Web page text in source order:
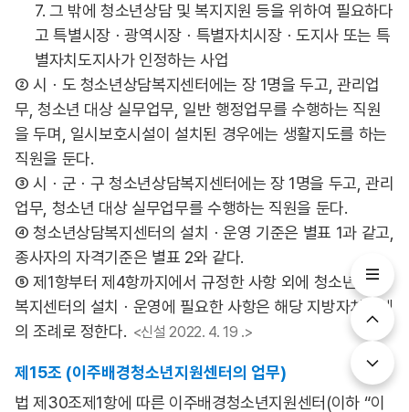
7. 그 밖에 청소년상담 및 복지지원 등을 위하여 필요하다
고 특별시장ㆍ광역시장ㆍ특별자치시장ㆍ도지사 또는 특
별자치도지사가 인정하는 사업
② 시ㆍ도 청소년상담복지센터에는 장 1명을 두고, 관리업
무, 청소년 대상 실무업무, 일반 행정업무를 수행하는 직원
을 두며, 일시보호시설이 설치된 경우에는 생활지도를 하는
직원을 둔다.
③ 시ㆍ군ㆍ구 청소년상담복지센터에는 장 1명을 두고, 관리
업무, 청소년 대상 실무업무를 수행하는 직원을 둔다.
④ 청소년상담복지센터의 설치ㆍ운영 기준은 별표 1과 같고,
종사자의 자격기준은 별표 2와 같다.
⑤ 제1항부터 제4항까지에서 규정한 사항 외에 청소년상담
복지센터의 설치ㆍ운영에 필요한 사항은 해당 지방자치단체
의 조례로 정한다. <신설 2022. 4. 19 .>
제15조 (이주배경청소년지원센터의 업무)
법 제30조제1항에 따른 이주배경청소년지원센터(이하 “이